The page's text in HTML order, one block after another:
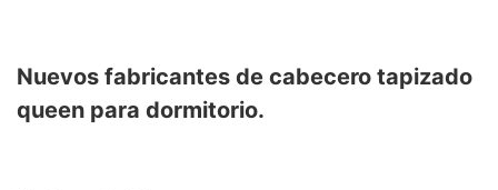
Nuevos fabricantes de cabecero tapizado
queen para dormitorio.